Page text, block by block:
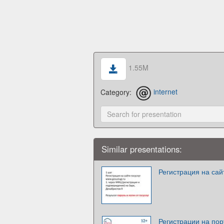
1.55M
Category: internet
Similar presentations:
Регистрация на
Регистрации на